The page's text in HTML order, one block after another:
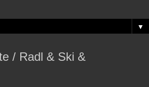
▼
/ Radl & Ski &